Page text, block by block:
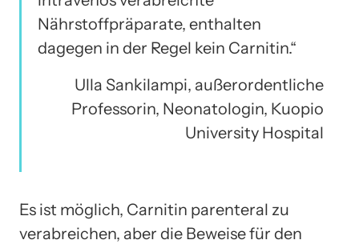
Nährstoffpräparate, enthalten
dagegen in der Regel kein Carnitin.“
Ulla Sankilampi, außerordentliche
Professorin, Neonatologin, Kuopio
University Hospital
Es ist möglich, Carnitin parenteral zu
verabreichen, aber die Beweise für den